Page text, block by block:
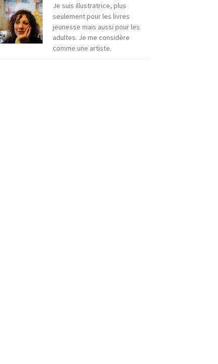
Je suis illustratrice, plus
seulement pour les livres
jeunesse mais aussi pour les
adultes. Je me considère
comme une artiste.